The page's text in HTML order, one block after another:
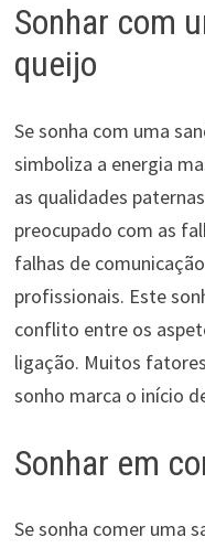
Sonhar com
queijo
Se sonha com uma
simboliza a energia
as qualidades
preocupado com as
falhas de
profissionais. Este
conflito entre os
ligação. Muitos
sonho marca o início
Sonhar em
Se sonha comer uma